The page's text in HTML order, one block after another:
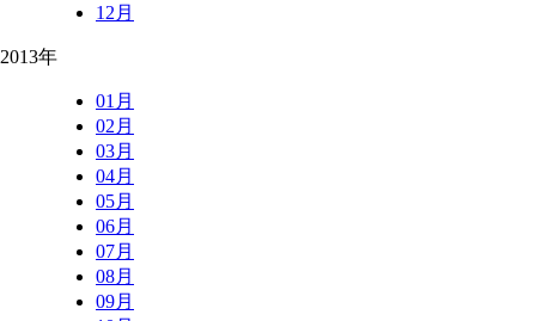
12月
2013年
01月
02月
03月
04月
05月
06月
07月
08月
09月